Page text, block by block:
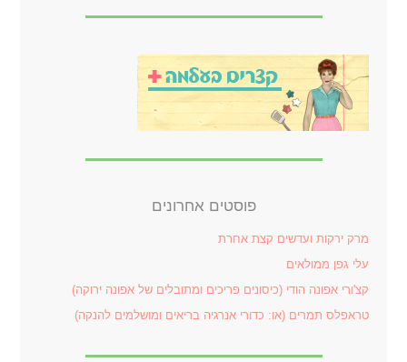
פוסטים אחרונים
מרק ירקות ועדשים קצת אחרת
עלי גפן ממולאים
קצ'ורי אפונה הודי (כיסונים פריכים ומתובלים של אפונה ירוקה)
טראפלס תמרים (או: כדורי אנרגיה בריאים ומושלמים להנקה)